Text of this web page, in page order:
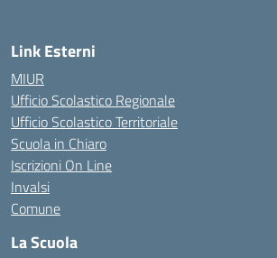
Link Esterni
MIUR
Ufficio Scolastico Regionale
Ufficio Scolastico Territoriale
Scuola in Chiaro
Iscrizioni On Line
Invalsi
Comune
La Scuola